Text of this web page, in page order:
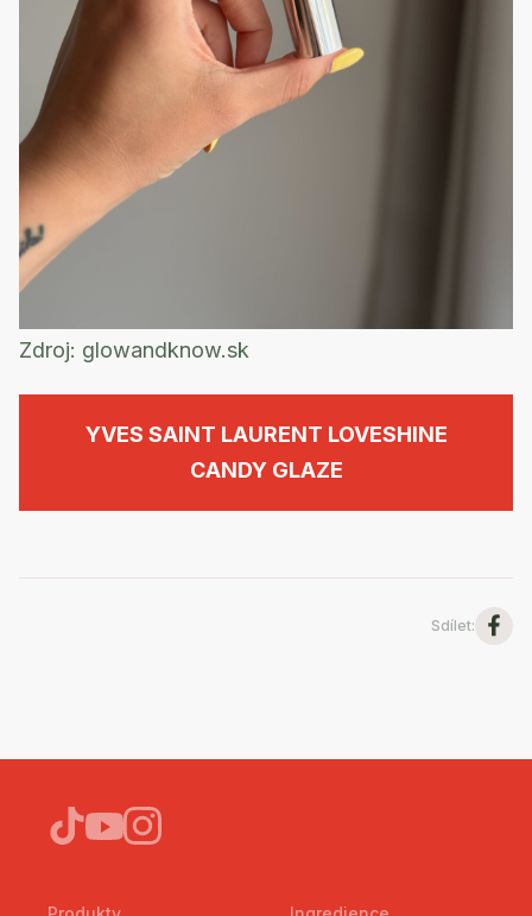
Zdroj: glowandknow.sk
YVES SAINT LAURENT LOVESHINE
CANDY GLAZE
Sdílet: